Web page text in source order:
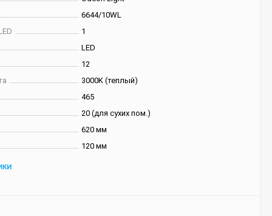
6644/10WL
1
LED
12
3000K (теплый)
465
20 (для сухих пом.)
620 мм
120 мм